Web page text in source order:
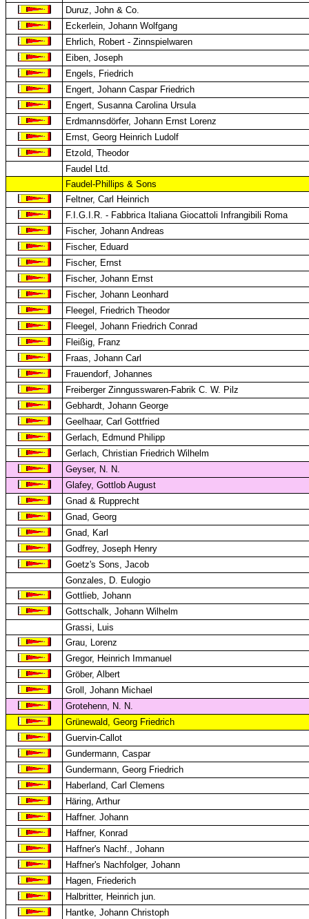
Duruz, John & Co.
Eckerlein, Johann Wolfgang
Ehrlich, Robert - Zinnspielwaren
Eiben, Joseph
Engels, Friedrich
Engert, Johann Caspar Friedrich
Engert, Susanna Carolina Ursula
Erdmannsdörfer, Johann Ernst Lorenz
Ernst, Georg Heinrich Ludolf
Etzold, Theodor
Faudel Ltd.
Faudel-Phillips & Sons
Feltner, Carl Heinrich
F.I.G.I.R. - Fabbrica Italiana Giocattoli Infrangibili Roma
Fischer, Johann Andreas
Fischer, Eduard
Fischer, Ernst
Fischer, Johann Ernst
Fischer, Johann Leonhard
Fleegel, Friedrich Theodor
Fleegel, Johann Friedrich Conrad
Fleißig, Franz
Fraas, Johann Carl
Frauendorf, Johannes
Freiberger Zinngusswaren-Fabrik C. W. Pilz
Gebhardt, Johann George
Geelhaar, Carl Gottfried
Gerlach, Edmund Philipp
Gerlach, Christian Friedrich Wilhelm
Geyser, N. N.
Glafey, Gottlob August
Gnad & Rupprecht
Gnad, Georg
Gnad, Karl
Godfrey, Joseph Henry
Goetz's Sons, Jacob
Gonzales, D. Eulogio
Gottlieb, Johann
Gottschalk, Johann Wilhelm
Grassi, Luis
Grau, Lorenz
Gregor, Heinrich Immanuel
Gröber, Albert
Groll, Johann Michael
Grotehenn, N. N.
Grünewald, Georg Friedrich
Guervin-Callot
Gundermann, Caspar
Gundermann, Georg Friedrich
Haberland, Carl Clemens
Häring, Arthur
Haffner. Johann
Haffner, Konrad
Haffner's Nachf., Johann
Haffner's Nachfolger, Johann
Hagen, Friederich
Halbritter, Heinrich jun.
Hantke, Johann Christoph